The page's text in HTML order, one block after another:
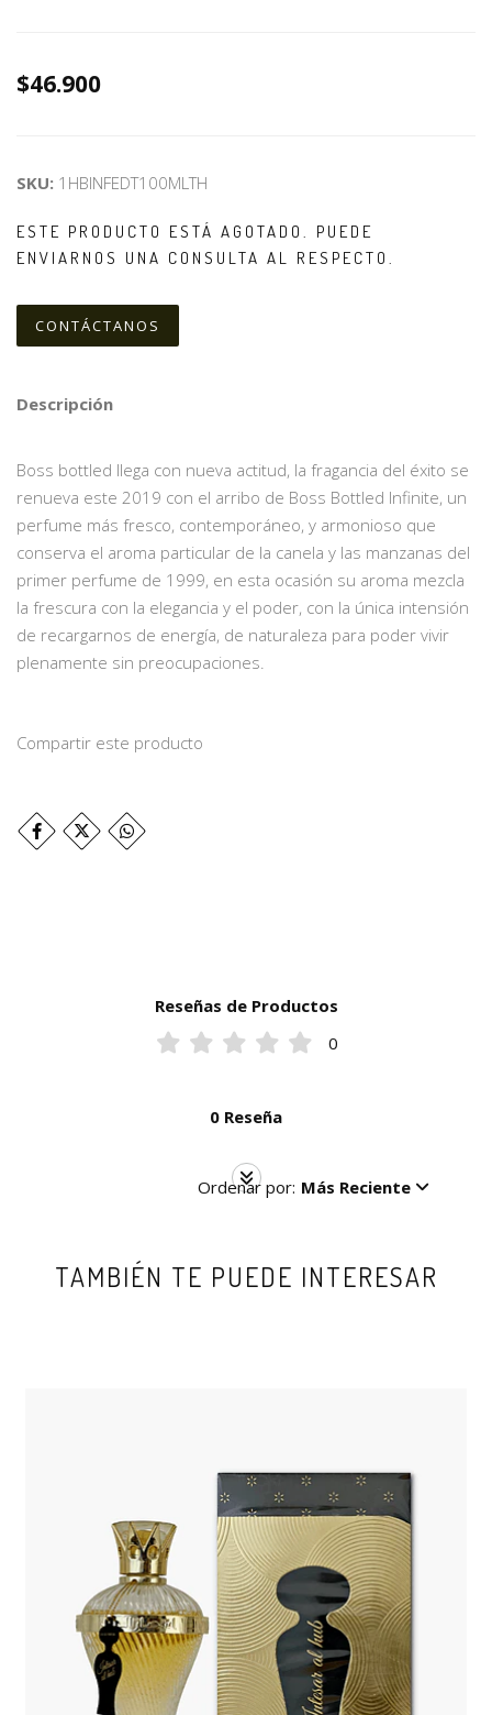
$46.900
SKU: 1HBINFEDT100MLTH
ESTE PRODUCTO ESTÁ AGOTADO. PUEDE
ENVIARNOS UNA CONSULTA AL RESPECTO.
CONTÁCTANOS
Descripción
Boss bottled llega con nueva actitud, la fragancia del éxito se
renueva este 2019 con el arribo de Boss Bottled Infinite, un
perfume más fresco, contemporáneo, y armonioso que
conserva el aroma particular de la canela y las manzanas del
primer perfume de 1999, en esta ocasión su aroma mezcla
la frescura con la elegancia y el poder, con la única intensión
de recargarnos de energía, de naturaleza para poder vivir
plenamente sin preocupaciones.
Compartir este producto
Reseñas de Productos
0
0 Reseña
Ordenar por: Más Reciente
TAMBIÉN TE PUEDE INTERESAR